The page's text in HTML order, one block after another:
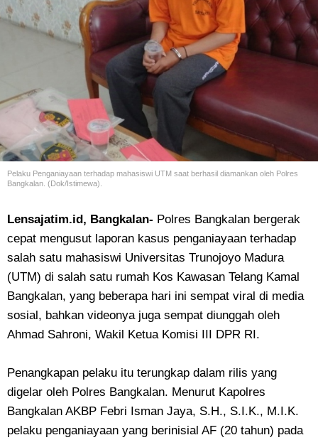
Pelaku Penganiayaan terhadap mahasiswi UTM saat berhasil diamankan oleh Polres
Bangkalan. (Dok/Istimewa).
Lensajatim.id, Bangkalan- Polres Bangkalan bergerak
cepat mengusut laporan kasus penganiayaan terhadap
salah satu mahasiswi Universitas Trunojoyo Madura
(UTM) di salah satu rumah Kos Kawasan Telang Kamal
Bangkalan, yang beberapa hari ini sempat viral di media
sosial, bahkan videonya juga sempat diunggah oleh
Ahmad Sahroni, Wakil Ketua Komisi III DPR RI.
Penangkapan pelaku itu terungkap dalam rilis yang
digelar oleh Polres Bangkalan. Menurut Kapolres
Bangkalan AKBP Febri Isman Jaya, S.H., S.I.K., M.I.K.
pelaku penganiayaan yang berinisial AF (20 tahun) pada